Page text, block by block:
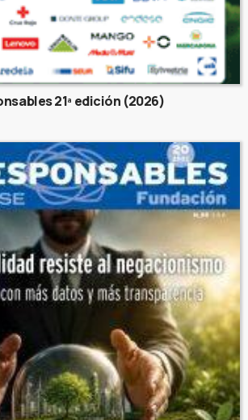
21ª edición (2026)